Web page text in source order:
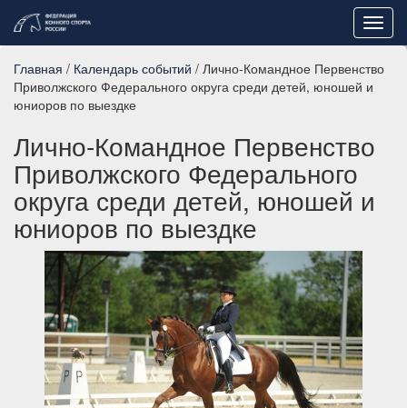
Главная / Календарь событий / Лично-Командное Первенство
Приволжского Федерального округа среди детей, юношей и
юниоров по выездке
Лично-Командное Первенство
Приволжского Федерального
округа среди детей, юношей и
юниоров по выездке